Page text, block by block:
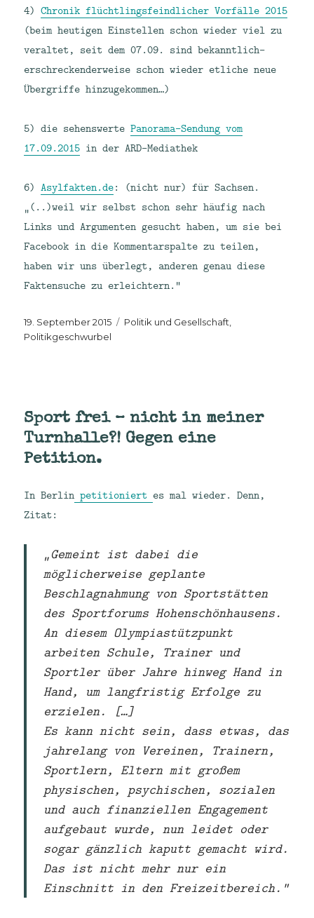
4)Chronik flüchtlingsfeindlicher Vorfälle 2015
(beim heutigen Einstellen schon wieder viel zu
veraltet, seit dem 07.09. sind bekanntlich-
erschreckenderweise schon wieder etliche neue
Übergriffe hinzugekommen…)
5) die sehenswertePanorama-Sendung vom
17.09.2015 in der ARD-Mediathek
6)Asylfakten.de: (nicht nur) für Sachsen.
„(..)weil wir selbst schon sehr häufig nach
Links und Argumenten gesucht haben, um sie bei
Facebook in die Kommentarspalte zu teilen,
haben wir uns überlegt, anderen genau diese
Faktensuche zu erleichtern.“
Veröffentlicht
am
19. September 2015 Kategorien
Politik und Gesellschaft
Politikgeschwurbel
Sport frei – nicht in meiner
Turnhalle?! Gegen eine
Petition.
In Berlin petitioniert es mal wieder. Denn,
Zitat:
„Gemeint ist dabei die
möglicherweise geplante
Beschlagnahmung von Sportstätten
des Sportforums Hohenschönhausens.
An diesem Olympiastützpunkt
arbeiten Schule, Trainer und
Sportler über Jahre hinweg Hand in
Hand, um langfristig Erfolge zu
erzielen. […]
Es kann nicht sein, dass etwas, das
jahrelang von Vereinen, Trainern,
Sportlern, Eltern mit großem
physischen, psychischen, sozialen
und auch finanziellen Engagement
aufgebaut wurde, nun leidet oder
sogar gänzlich kaputt gemacht wird.
Das ist nicht mehr nur ein
Einschnitt in den Freizeitbereich.“